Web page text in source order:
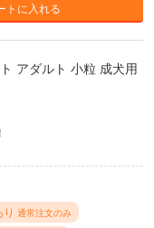
トに入れる
アダルト 小粒 成犬用
通常注文のみ